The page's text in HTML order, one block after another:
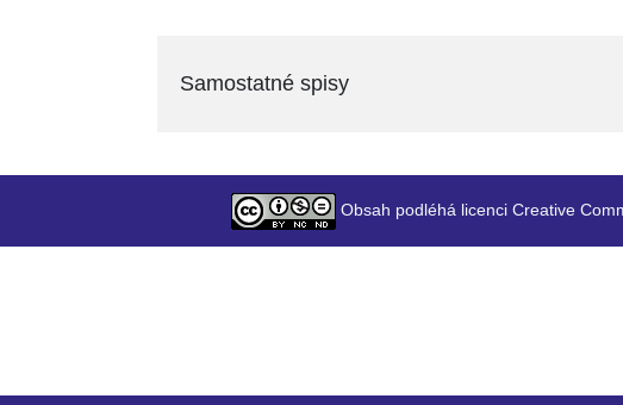
Samostatné spisy
Obsah podléhá licenci Creative